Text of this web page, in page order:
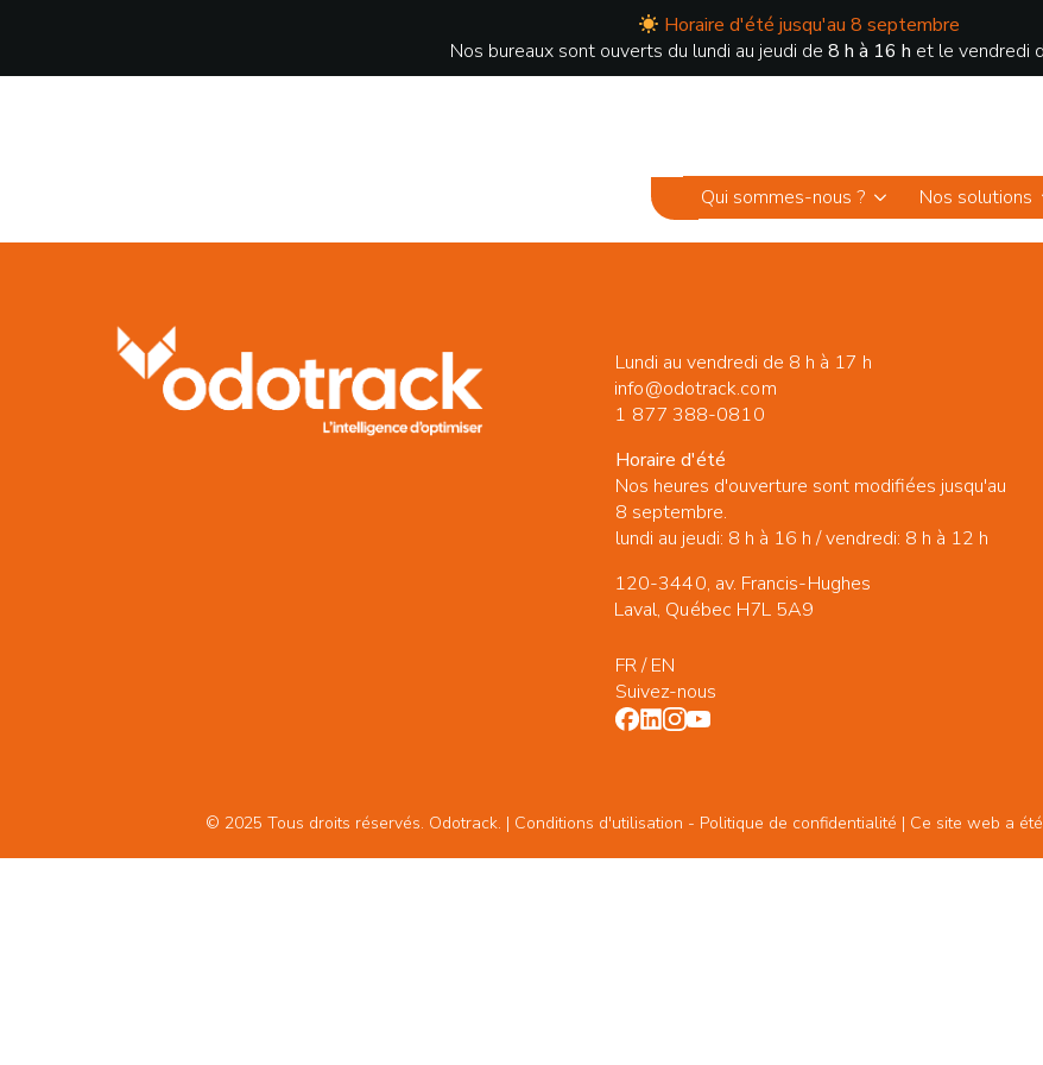
Horaire d'été jusqu'au 8 septembre
Nos bureaux sont ouverts du lundi au jeudi de 8 h à 16 h et le vendredi
Qui sommes-nous ?
Nos solutions
Lundi au vendredi de 8 h à 17 h
info@odotrack.com
1 877 388-0810
Horaire d'été
Nos heures d'ouverture sont modifiées jusqu'au
8 septembre.
lundi au jeudi: 8 h à 16 h / vendredi: 8 h à 12 h
120-3440, av. Francis-Hughes
Laval, Québec H7L 5A9
FR/EN
Suivez-nous
© 2025 Tous droits réservés. Odotrack. | Conditions d'utilisation - Politique de confidentialité | Ce site web a